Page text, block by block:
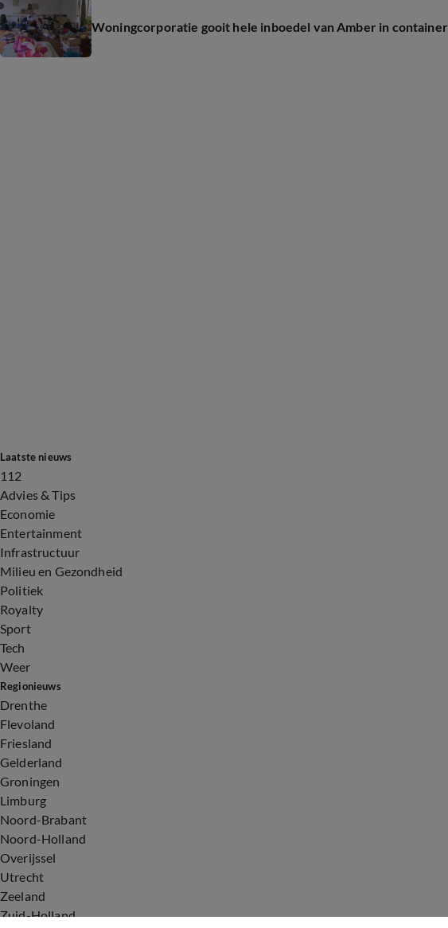
Woningcorporatie gooit hele inboedel van Amber in container
Laatste nieuws
112
Advies & Tips
Economie
Entertainment
Infrastructuur
Milieu en Gezondheid
Politiek
Royalty
Sport
Tech
Weer
Regionieuws
Drenthe
Flevoland
Friesland
Gelderland
Groningen
Limburg
Noord-Brabant
Noord-Holland
Overijssel
Utrecht
Zeeland
Zuid-Holland